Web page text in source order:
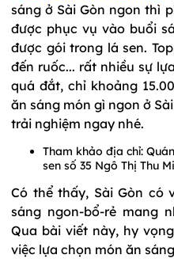
sáng ở Sài Gòn ngon thì
được phục vụ vào buổi
được gói trong lá sen.
đến ruốc... rất nhiều sự
quá đắt, chỉ khoảng
ăn sáng món gì ngon ở
trải nghiệm ngay nhé.
Tham khảo địa chỉ:
sen số 35 Ngô Thị Thu
Có thể thấy, Sài Gòn có
sáng ngon-bổ-rẻ mang
Qua bài viết này, hy
việc lựa chọn món ăn